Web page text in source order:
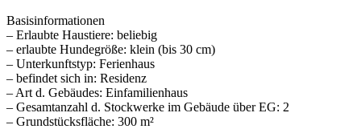
Basisinformationen
– Erlaubte Haustiere: beliebig
– erlaubte Hundegröße: klein (bis 30 cm)
– Unterkunftstyp: Ferienhaus
– befindet sich in: Residenz
– Art d. Gebäudes: Einfamilienhaus
– Gesamtanzahl d. Stockwerke im Gebäude über EG: 2
– Grundstücksfläche: 300 m²